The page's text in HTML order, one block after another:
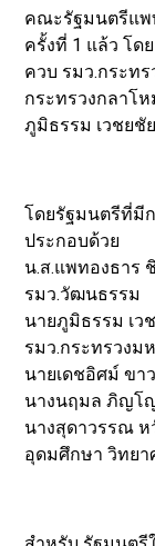
คณะรัฐมนตรีแพ
ครั้งที่ 1 แล้ว โด
ควบ รมว.กระท
กระทรวงกลาโ
ภูมิธรรม เวชยชั
โดยรัฐมนตรีที่มี
ประกอบด้วย
น.ส.แพทองธาร
รมว.วัฒนธรรม
นายภูมิธรรม เว
รมว.กระทรวงม
นายเดชอิศม์ ขา
นางนฤมล ภิญโ
นางสุดาวรรณ ห
อุดมศึกษา วิทยา